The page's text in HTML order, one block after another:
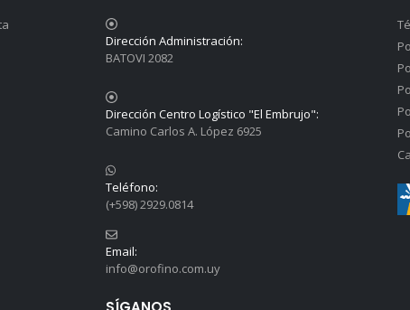
Dirección Administración:
BATOVI 2082
Dirección Centro Logístico "El Embrujo":
Camino Carlos A. López 6925
Teléfono:
(+598) 2929.0814
Email:
info@orofino.com.uy